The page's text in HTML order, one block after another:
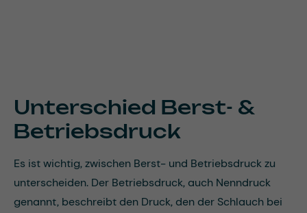
Unterschied Berst- &
Betriebsdruck
Es ist wichtig, zwischen Berst- und Betriebsdruck zu
unterscheiden. Der Betriebsdruck, auch Nenndruck
genannt, beschreibt den Druck, den der Schlauch bei